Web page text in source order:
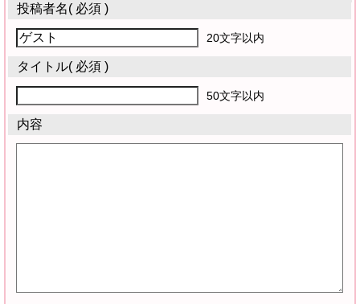
投稿者名( 必須 )
20文字以内
タイトル( 必須 )
50文字以内
内容